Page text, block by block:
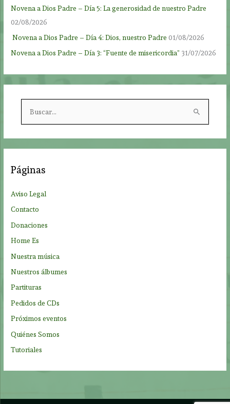
Novena a Dios Padre – Día 5: La generosidad de nuestro Padre
02/08/2026
Novena a Dios Padre – Día 4: Dios, nuestro Padre 01/08/2026
Novena a Dios Padre – Día 3: “Fuente de misericordia” 31/07/2026
c
r
:
Páginas
Aviso Legal
Contacto
Donaciones
Home Es
Nuestra música
Nuestros álbumes
Partituras
Pedidos de CDs
Próximos eventos
Quiénes Somos
Tutoriales